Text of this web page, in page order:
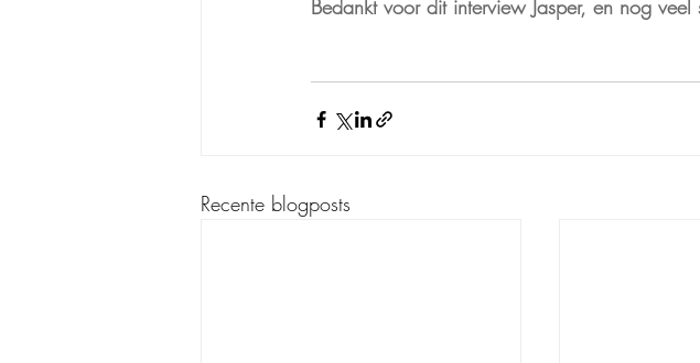
Bedankt voor dit interview Jasper, en nog
Recente blogposts